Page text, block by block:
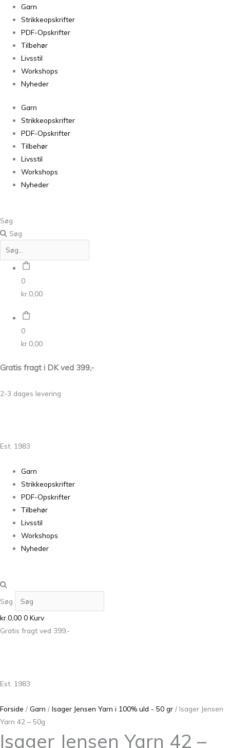
Garn
Strikkeopskrifter
PDF-Opskrifter
Tilbehør
Livsstil
Workshops
Nyheder
Garn
Strikkeopskrifter
PDF-Opskrifter
Tilbehør
Livsstil
Workshops
Nyheder
Søg
Søg
0
kr. 0,00
0
kr. 0,00
Gratis fragt i DK ved 399,-
2-3 dages levering
Est. 1983
Garn
Strikkeopskrifter
PDF-Opskrifter
Tilbehør
Livsstil
Workshops
Nyheder
Søg
kr.0,00 0 Kurv
Gratis fragt ved 399,-
Est. 1983
Forside / Garn / Isager Jensen Yarn i 100% uld - 50 gr / Isager Jensen
Yarn 42 – 50g
Isager Jensen Yarn 42 –
Isager
Jensen
Yarn
antal